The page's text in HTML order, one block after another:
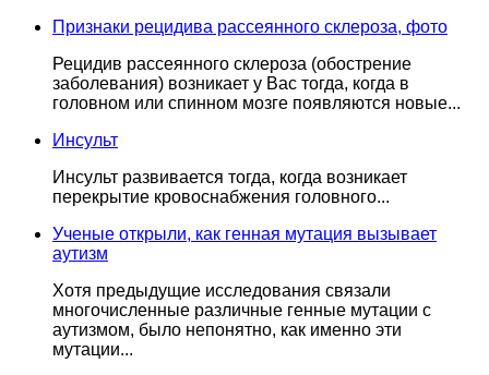
Признаки рецидива рассеянного склероза, фото
Рецидив рассеянного склероза (обострение
заболевания) возникает у Вас тогда, когда в
головном или спинном мозге появляются новые...
Инсульт
Инсульт развивается тогда, когда возникает
перекрытие кровоснабжения головного...
Ученые открыли, как генная мутация вызывает
аутизм
Хотя предыдущие исследования связали
многочисленные различные генные мутации с
аутизмом, было непонятно, как именно эти
мутации...